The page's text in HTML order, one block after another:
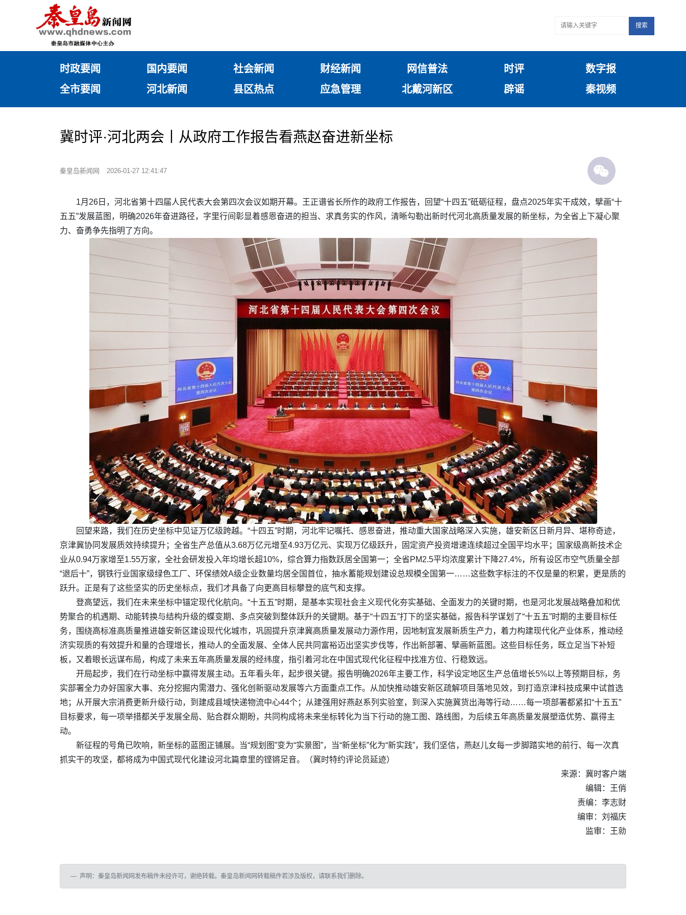
搜索
时政要闻 国内要闻 社会新闻 财经新闻 网信普法 时评
数字报
全市要闻
河北新闻 县区热点 应急管理 北戴河新区 辟谣 秦视频
冀时评·河北两会丨从政府工作报告看燕赵奋进新坐标
秦皇岛新闻网 2026-01-27 12:41:47
1月26日，河北省第十四届人民代表大会第四次会议如期开幕。王正谱省长所作的政府工作报告，回望“十四五”砥砺征程，盘点2025年实干成效，擘画“十
五五”发展蓝图，明确2026年奋进路径，字里行间彰显着感恩奋进的担当、求真务实的作风，清晰勾勒出新时代河北高质量发展的新坐标，为全省上下凝心聚
力、奋勇争先指明了方向。
回望来路，我们在历史坐标中见证万亿级跨越。“十四五”时期，河北牢记嘱托、感恩奋进，推动重大国家战略深入实施，雄安新区日新月异、堪称奇迹，
京津冀协同发展质效持续提升；全省生产总值从3.68万亿元增至4.93万亿元、实现万亿级跃升，固定资产投资增速连续超过全国平均水平；国家级高新技术企
业从0.94万家增至1.55万家，全社会研发投入年均增长超10%，综合算力指数跃居全国第一；全省PM2.5平均浓度累计下降27.4%，所有设区市空气质量全部
“退后十”，钢铁行业国家级绿色工厂、环保绩效A级企业数量均居全国首位，抽水蓄能规划建设总规模全国第一……这些数字标注的不仅是量的积累，更是质的
跃升。正是有了这些坚实的历史坐标点，我们才具备了向更高目标攀登的底气和支撑。
登高望远，我们在未来坐标中锚定现代化航向。“十五五”时期，是基本实现社会主义现代化夯实基础、全面发力的关键时期，也是河北发展战略叠加和优
势聚合的机遇期、动能转换与结构升级的蝶变期、多点突破到整体跃升的关键期。基于“十四五”打下的坚实基础，报告科学谋划了“十五五”时期的主要目标任
务，围绕高标准高质量推进雄安新区建设现代化城市，巩固提升京津冀高质量发展动力源作用，因地制宜发展新质生产力，着力构建现代化产业体系，推动经
济实现质的有效提升和量的合理增长，推动人的全面发展、全体人民共同富裕迈出坚实步伐等，作出新部署、擘画新蓝图。这些目标任务，既立足当下补短
板，又着眼长远谋布局，构成了未来五年高质量发展的经纬度，指引着河北在中国式现代化征程中找准方位、行稳致远。
开局起步，我们在行动坐标中赢得发展主动。五年看头年，起步很关键。报告明确2026年主要工作，科学设定地区生产总值增长5%以上等预期目标，务
实部署全力办好国家大事、充分挖掘内需潜力、强化创新驱动发展等六方面重点工作。从加快推动雄安新区疏解项目落地见效，到打造京津科技成果中试首选
地；从开展大宗消费更新升级行动，到建成县域快递物流中心44个；从建强用好燕赵系列实验室，到深入实施冀货出海等行动……每一项部署都紧扣“十五五”
目标要求，每一项举措都关乎发展全局、贴合群众期盼，共同构成将未来坐标转化为当下行动的施工图、路线图，为后续五年高质量发展塑造优势、赢得主
动。
新征程的号角已吹响，新坐标的蓝图正铺展。当“规划图”变为“实景图”，当“新坐标”化为“新实践”，我们坚信，燕赵儿女每一步脚踏实地的前行、每一次真
抓实干的攻坚，都将成为中国式现代化建设河北篇章里的铿锵足音。（冀时特约评论员延迹）
来源：冀时客户端
编辑：王俏
责编：李志财
编审：刘福庆
监审：王勍
声明：秦皇岛新闻网发布稿件未经许可，谢绝转载。秦皇岛新闻网转载稿件若涉及版权，请联系我们删除。